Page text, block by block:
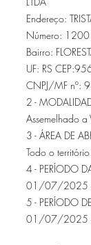
Endereço:
Número: 1200
Bairro:
UF: RS
CNPJ/MF
2 -
Assemelhado a
3 - ÁREA DE
Todo o
4 - PERÍODO
01/07/2025
5 - PERÍODO
01/07/2025